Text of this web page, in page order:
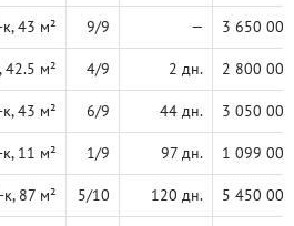
43 м² 9/9 — 3 650 000
42.5 м² 4/9 2 дн. 2 800 000
43 м² 6/9 44 дн. 3 050 000
11 м² 1/9 97 дн. 1 099 000
к, 87 м² 5/10 120 дн. 5 450 000